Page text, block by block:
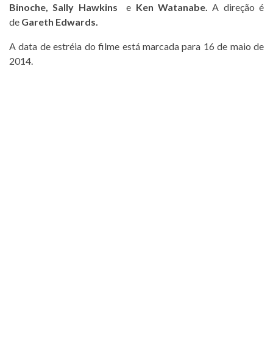
Binoche, Sally Hawkins e Ken Watanabe.A direção é
de Gareth Edwards.
A data de estréia do filme está marcada para 16 de maio de
2014.